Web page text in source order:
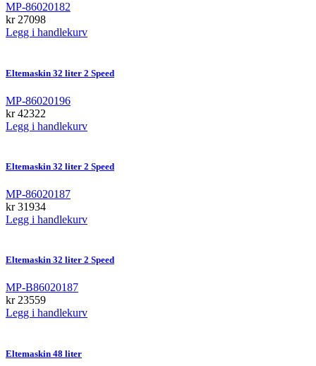
MP-86020182
kr27098
Legg i handlekurv
Eltemaskin 32 liter 2 Speed
MP-86020196
kr42322
Legg i handlekurv
Eltemaskin 32 liter 2 Speed
MP-86020187
kr31934
Legg i handlekurv
Eltemaskin 32 liter 2 Speed
MP-B86020187
kr23559
Legg i handlekurv
Eltemaskin 48 liter